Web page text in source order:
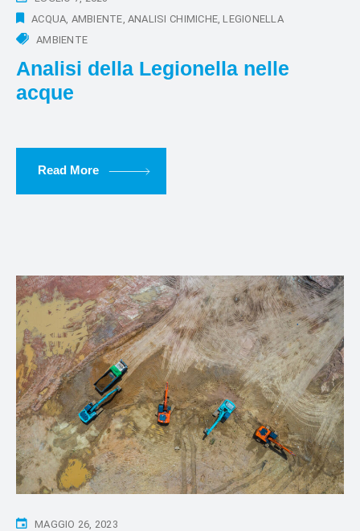
ACQUA AMBIENTE ANALISI CHIMICHE LEGIONELLA
AMBIENTE
Analisi della Legionella nelle
acque
Read More
MAGGIO 26, 2023